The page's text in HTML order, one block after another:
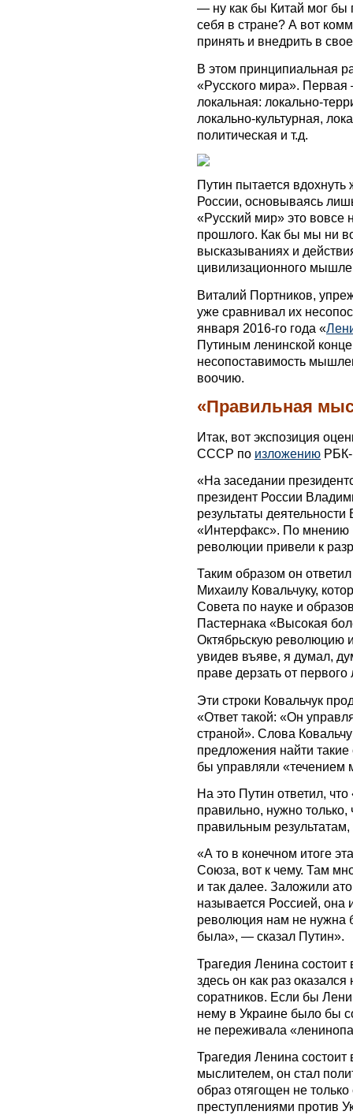
— ну как бы Китай мог бы
себя в стране? А вот
принять и внедрить в
В этом принципиальная
«Русского мира».
локальная: локально-
локально-культурная,
политическая и т.д.
Путин пытается
России, основываясь
«Русский мир» это
прошлого. Как бы мы ни
высказываниях и
цивилизационного
Виталий Портников,
уже сравнивал их
января 2016-го года «
Путиным ленинской
несопоставимость
воочию.
«Правильная
Итак, вот экспозиция
СССР по изложению
«На заседании
президент России
результаты
«Интерфакс». По мнению
революции привели к
Таким образом он ответил
Михаилу Ковальчуку,
Совета по науке и
Пастернака «Высокая
Октябрьскую революцию
увидев въяве, я думал,
праве дерзать от первого
Эти строки Ковальчук
«Ответ такой: «Он
страной». Слова
предложения найти
бы управляли «течением
На это Путин ответил,
правильно, нужно
правильным
«А то в конечном итоге
Союза, вот к чему. Там
и так далее. Заложили
называется Россией,
революция нам не нужна
была», — сказал Путин».
Трагедия Ленина
здесь он как раз
соратников. Если бы
нему в Украине было бы
не переживала
Трагедия Ленина
мыслителем, он стал
образ отягощен не
преступлениями против